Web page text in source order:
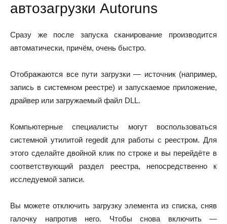
автозагрузки Autoruns
Сразу же после запуска сканирование производится
автоматически, причём, очень быстро.
Отображаются все пути загрузки — источник (например,
запись в системном реестре) и запускаемое приложение,
драйвер или загружаемый файл DLL.
Компьютерные специалисты могут воспользоваться
системной утилитой regedit для работы с реестром. Для
этого сделайте двойной клик по строке и вы перейдёте в
соответствующий раздел реестра, непосредственно к
исследуемой записи.
Вы можете отключить загрузку элемента из списка, сняв
галочку напротив него. Чтобы снова включить —